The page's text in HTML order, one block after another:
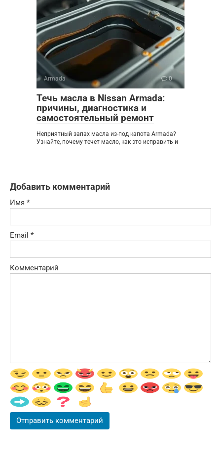
Armada 0
Течь масла в Nissan Armada:
причины, диагностика и
самостоятельный ремонт
Неприятный запах масла из-под капота Armada?
Узнайте, почему течет масло, как это исправить и
Добавить комментарий
Имя *
Email *
Комментарий